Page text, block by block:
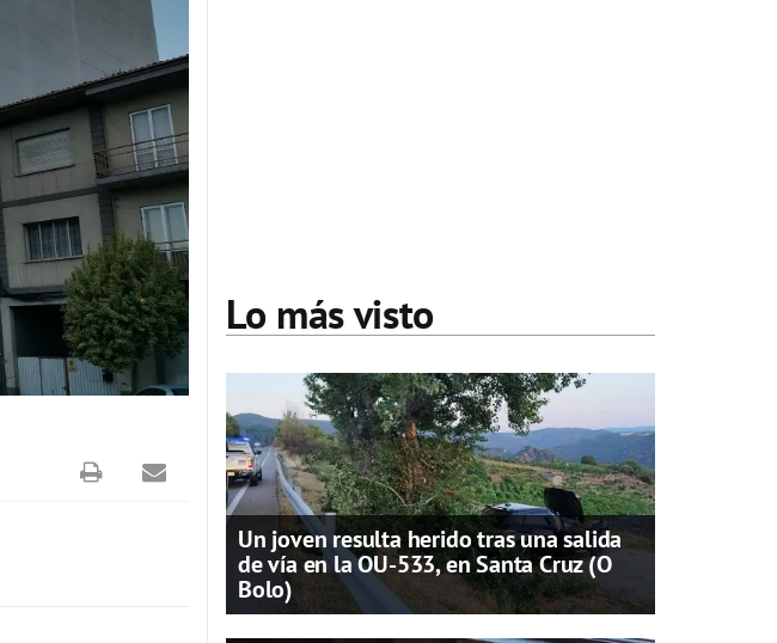
Lo más visto
Un joven resulta herido tras una salida
de vía en la OU-533, en Santa Cruz (O
Bolo)